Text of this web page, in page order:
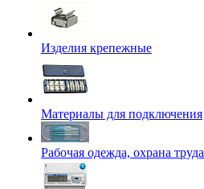
Изделия крепежные
Материалы для подключения
Рабочая одежда, охрана труда